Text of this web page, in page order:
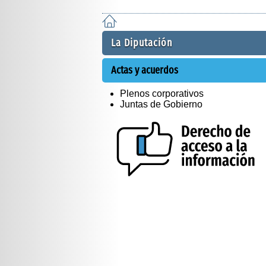
La Diputación
Actas y acuerdos
Plenos corporativos
Juntas de Gobierno